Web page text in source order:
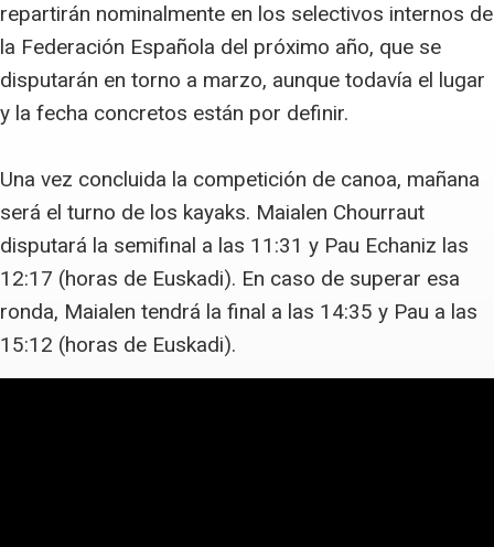
repartirán nominalmente en los selectivos internos de
la Federación Española del próximo año, que se
disputarán en torno a marzo, aunque todavía el lugar
y la fecha concretos están por definir.
Una vez concluida la competición de canoa, mañana
será el turno de los kayaks. Maialen Chourraut
disputará la semifinal a las 11:31 y Pau Echaniz las
12:17 (horas de Euskadi). En caso de superar esa
ronda, Maialen tendrá la final a las 14:35 y Pau a las
15:12 (horas de Euskadi).